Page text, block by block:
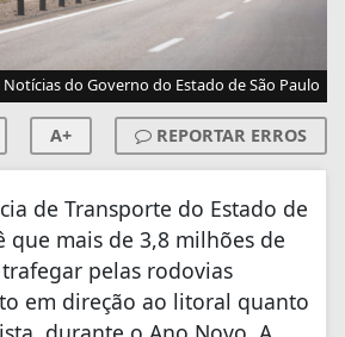
do Governo do Estado de São Paulo
A+ REPORTAR ERROS
de Transporte do Estado de
que mais de 3,8 milhões de
pelas rodovias
em direção ao litoral quanto